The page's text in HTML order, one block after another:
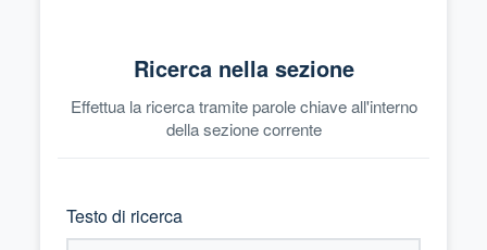
Ricerca nella sezione
Effettua la ricerca tramite parole chiave all'interno
della sezione corrente
Testo di ricerca